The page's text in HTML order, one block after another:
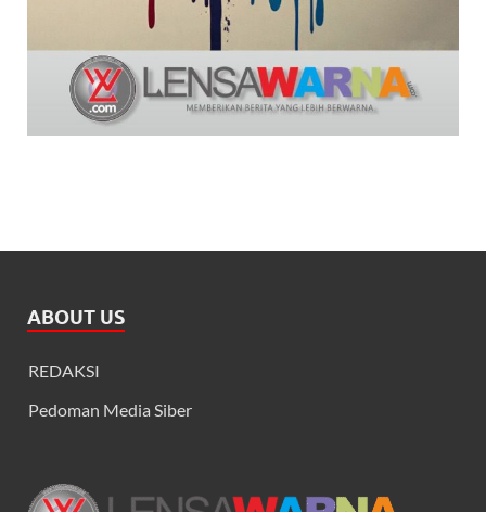
ABOUT US
REDAKSI
Pedoman Media Siber